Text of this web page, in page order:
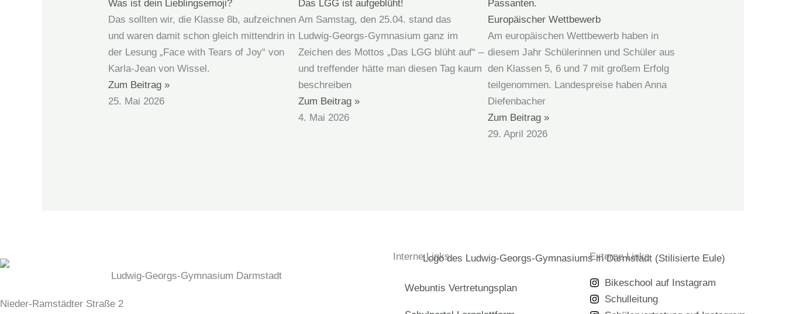
Was ist dein Lieblingsemoji?
Das sollten wir, die Klasse 8b, aufzeichnen
und waren damit schon gleich mittendrin in
der Lesung „Face with Tears of Joy“ von
Karla-Jean von Wissel.
Zum Beitrag »
25. Mai 2026
Das LGG ist aufgeblüht!
Am Samstag, den 25.04. stand das
Ludwig-Georgs-Gymnasium ganz im
Zeichen des Mottos „Das LGG blüht auf“ –
und treffender hätte man diesen Tag kaum
beschreiben
Zum Beitrag »
4. Mai 2026
Europäischer Wettbewerb
Am europäischen Wettbewerb haben in
diesem Jahr Schülerinnen und Schüler aus
den Klassen 5, 6 und 7 mit großem Erfolg
teilgenommen. Landespreise haben Anna
Diefenbacher
Zum Beitrag »
29. April 2026
Ludwig-Georgs-Gymnasium Darmstadt
Nieder-Ramstädter Straße 2
Interne Links
Webuntis Vertretungsplan
Externe Links
Bikeschool auf Instagram
Schulleitung